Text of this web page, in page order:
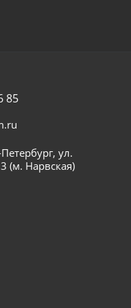
85
ул.
(м. Нарвская)